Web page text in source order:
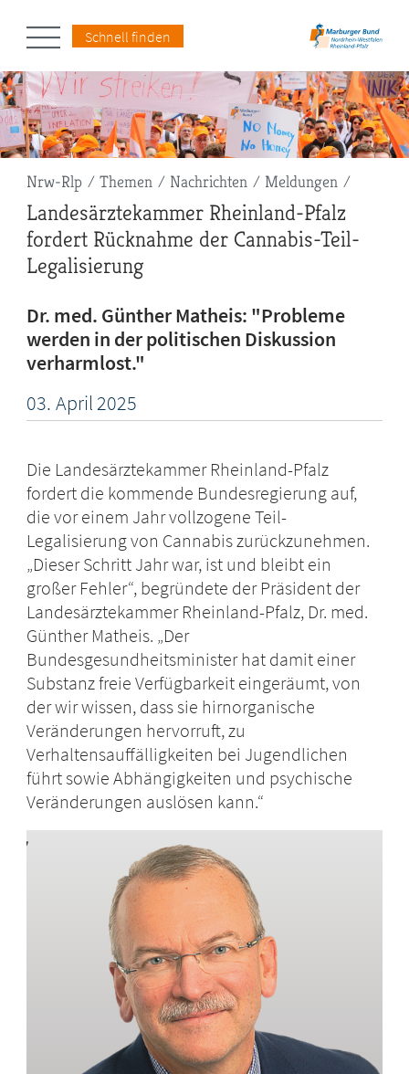
Schnell finden
Pfadnavigation
Nrw-Rlp Themen Nachrichten Meldungen
Landesärztekammer Rheinland-Pfalz
fordert Rücknahme der Cannabis-Teil-
Legalisierung
Dr. med. Günther Matheis: "Probleme
werden in der politischen Diskussion
verharmlost."
03. April2025
Die Landesärztekammer Rheinland-Pfalz
fordert die kommende Bundesregierung auf,
die vor einem Jahr vollzogene Teil-
Legalisierung von Cannabis zurückzunehmen.
„Dieser Schritt Jahr war, ist und bleibt ein
großer Fehler“, begründete der Präsident der
Landesärztekammer Rheinland-Pfalz, Dr. med.
Günther Matheis. „Der
Bundesgesundheitsminister hat damit einer
Substanz freie Verfügbarkeit eingeräumt, von
der wir wissen, dass sie hirnorganische
Veränderungen hervorruft, zu
Verhaltensauffälligkeiten bei Jugendlichen
führt sowie Abhängigkeiten und psychische
Veränderungen auslösen kann.“